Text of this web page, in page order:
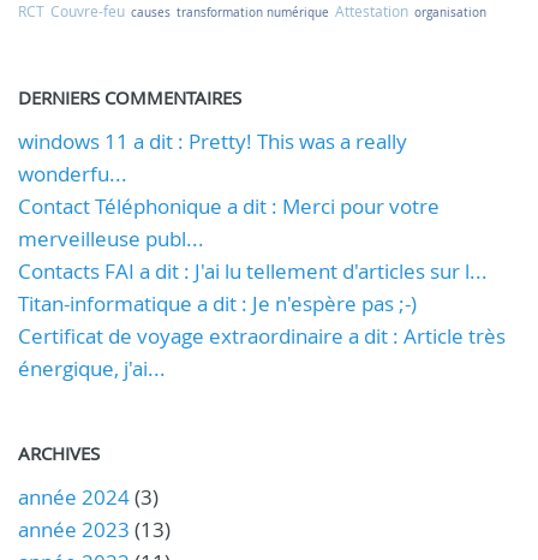
RCT Couvre-feu causes transformation numérique Attestation organisation
DERNIERS COMMENTAIRES
windows 11 a dit : Pretty! This was a really
wonderfu...
Contact Téléphonique a dit : Merci pour votre
merveilleuse publ...
Contacts FAI a dit : J'ai lu tellement d'articles sur l...
Titan-informatique a dit : Je n'espère pas ;-)
Certificat de voyage extraordinaire a dit : Article très
énergique, j'ai...
ARCHIVES
année 2024(3)
année 2023 (13)